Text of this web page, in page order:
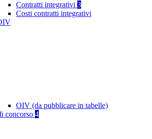
Contratti integrativi 3
Costi contratti integrativi
OIV (da pubblicare in tabelle)
concorso 4